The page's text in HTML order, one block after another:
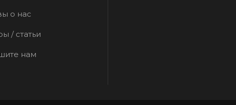
о нас
/ статьи
нам